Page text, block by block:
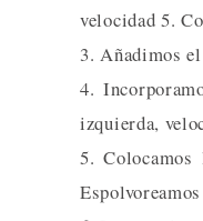
velocidad 5.
3. Añadimos
4.
izquierda,
5.